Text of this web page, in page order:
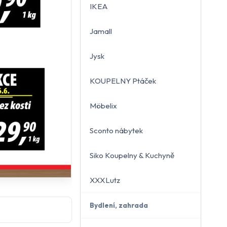
IKEA
Jamall
Jysk
KOUPELNY Ptáček
Möbelix
Sconto nábytek
Siko Koupelny & Kuchyně
XXXLutz
Bydlení, zahrada